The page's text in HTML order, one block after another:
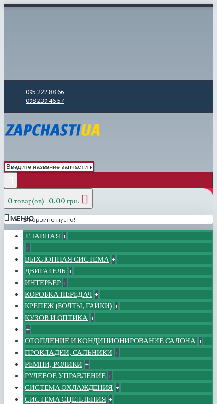
095 222 88 66
098 239 46 57
0 товар(ов) - 0.00 грн.
В корзине пусто!
МЕНЮ
ГЛАВНАЯ +
+
ВЫХЛОПНАЯ СИСТЕМА +
ДВИГАТЕЛЬ +
ИНТЕРЬЕР +
КОРОБКА ПЕРЕДАЧ +
КРЕПЕЖ (БОЛТЫ, ГАЙКИ) +
КУЗОВ И ОПТИКА +
+
ОТОПЛЕНИЕ И КОНДИЦИОНИРОВАНИЕ САЛОНА +
ПРОКЛАДКИ, САЛЬНИКИ +
РЕМНИ, РОЛИКИ +
РУЛЕВОЕ УПРАВЛЕНИЕ +
СИСТЕМА ОХЛАЖДЕНИЯ +
СИСТЕМА СЦЕПЛЕНИЯ +